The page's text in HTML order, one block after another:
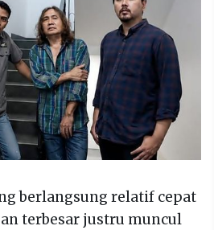
berlangsung relatif cepat
terbesar justru muncul